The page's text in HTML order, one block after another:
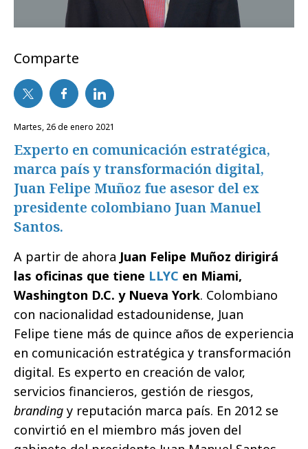
Comparte
martes, 26 de enero 2021
Experto en comunicación estratégica,
marca país y transformación digital,
Juan Felipe Muñoz fue asesor del ex
presidente colombiano Juan Manuel
Santos.
A partir de ahora Juan Felipe Muñoz dirigirá
las oficinas que tiene LLYC en Miami,
Washington D.C. y Nueva York. Colombiano
con nacionalidad estadounidense, Juan
Felipe tiene más de quince años de experiencia
en comunicación estratégica y transformación
digital. Es experto en creación de valor,
servicios financieros, gestión de riesgos,
branding y reputación marca país. En 2012 se
convirtió en el miembro más joven del